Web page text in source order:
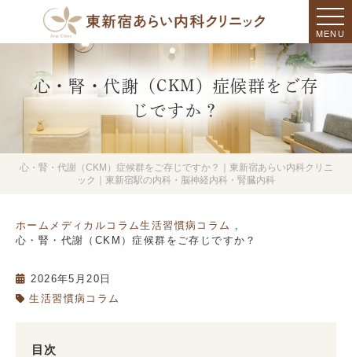
MENU
心・腎・代謝（CKM）症候群をご存
じですか？
心・腎・代謝（CKM）症候群をご存じですか？｜東新宿あらい内科クリニ
ック｜東新宿駅の内科・脳神経内科・腎臓内科
ホーム メディカルコラム生活習慣病コラム
心・腎・代謝（CKM）症候群をご存じですか？
2026年5月20日
生活習慣病コラム
目次